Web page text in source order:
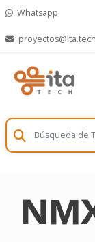
Whatsapp
proyectos@ita.tech